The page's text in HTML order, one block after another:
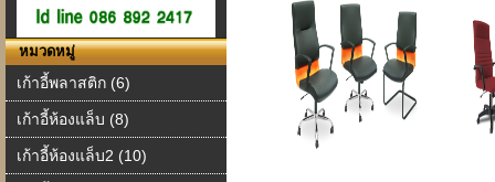
หมวดหมู่
เก้าอี้พลาสติก (6)
เก้าอี้ห้องแล็บ (8)
เก้าอี้ห้องแล็บ2 (10)